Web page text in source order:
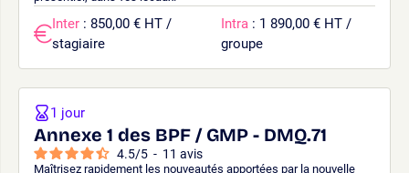
Inter : 850,00 € HT /
stagiaire
Intra : 1 890,00 € HT /
groupe
Annexe 1 des BPF / GMP - DMQ.71
4.5/5 - 11 avis
Maîtrisez rapidement les nouveautés apportées par la nouvelle
1 jour